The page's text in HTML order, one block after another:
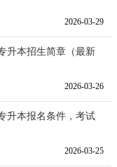
2026-03-29
升本招生简章（最新
2026-03-26
升本报名条件，考试
2026-03-25